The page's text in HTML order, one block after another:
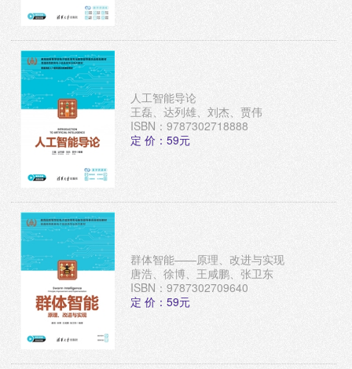
人工智能导论
王磊、达列雄、刘杰、贾伟
ISBN：9787302718888
定 价：59元
群体智能——原理、改进与实现
唐浩、徐博、王咸鹏、张卫东
ISBN：9787302709640
定 价：59元